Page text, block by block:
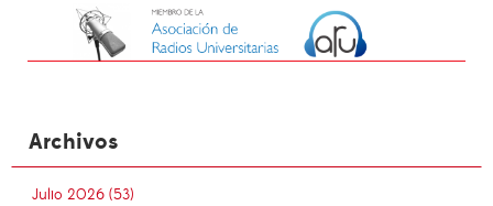
Archivos
Julio 2026 (53)